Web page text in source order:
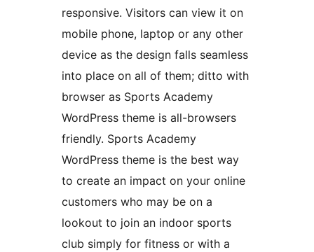
responsive. Visitors can view it on
mobile phone, laptop or any other
device as the design falls seamless
into place on all of them; ditto with
browser as Sports Academy
WordPress theme is all-browsers
friendly. Sports Academy
WordPress theme is the best way
to create an impact on your online
customers who may be on a
lookout to join an indoor sports
club simply for fitness or with a